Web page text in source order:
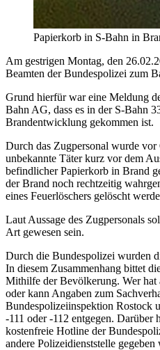
Papierkorb in S-Bahn in
Am gestrigen Montag, den
Beamten der Bundespolizei zum
Grund hierfür war eine Meldung
Bahn AG, dass es in der S-Bahn
Brandentwicklung gekommen ist.
Durch das Zugpersonal wurde vor
unbekannte Täter kurz vor dem
befindlicher Papierkorb in Brand
der Brand noch rechtzeitig
eines Feuerlöschers gelöscht
Laut Aussage des Zugpersonals
Art gewesen sein.
Durch die Bundespolizei wurden
In diesem Zusammenhang bittet
Mithilfe der Bevölkerung. Wer hat
oder kann Angaben zum
Bundespolizeiinspektion Rostock
-111 oder -112 entgegen. Darüber
kostenfreie Hotline der
andere Polizeidienststelle gegeben